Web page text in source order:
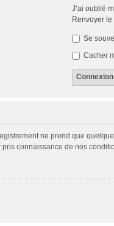
J’ai oublié
Renvoyer
Se
Cacher
ne prend que
connaissance de nos